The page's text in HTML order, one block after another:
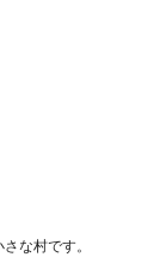
な村です。